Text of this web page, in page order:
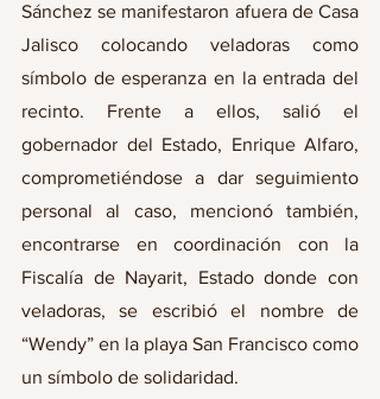
Sánchez se manifestaron afuera de Casa
Jalisco colocando veladoras como
símbolo de esperanza en la entrada del
recinto. Frente a ellos, salió el
gobernador del Estado, Enrique Alfaro,
comprometiéndose a dar seguimiento
personal al caso, mencionó también,
encontrarse en coordinación con la
Fiscalía de Nayarit, Estado donde con
veladoras, se escribió el nombre de
“Wendy” en la playa San Francisco como
un símbolo de solidaridad.